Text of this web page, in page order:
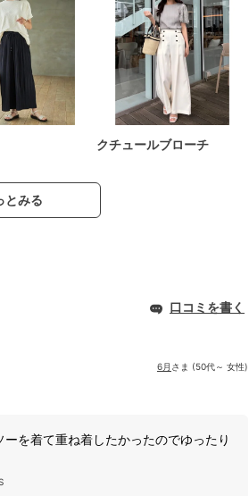
クチュールブローチ
とみる
口コミを書く
6月 さま (50代～ 女性)
を着て重ね着したかったのでゆったり